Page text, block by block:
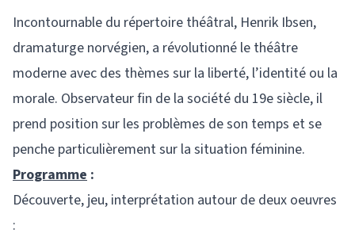
Incontournable du répertoire théâtral, Henrik Ibsen,
dramaturge norvégien, a révolutionné le théâtre
moderne avec des thèmes sur la liberté, l’identité ou la
morale. Observateur fin de la société du 19e siècle, il
prend position sur les problèmes de son temps et se
penche particulièrement sur la situation féminine.
Programme :
Découverte, jeu, interprétation autour de deux oeuvres
: